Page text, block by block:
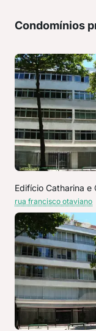
Condomínios
Edifício Catharina e
rua francisco otaviano